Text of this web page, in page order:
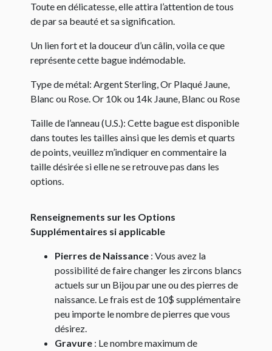
Toute en délicatesse, elle attira l’attention de tous
de par sa beauté et sa signification.
Un lien fort et la douceur d’un câlin, voila ce que
représente cette bague indémodable.
Type de métal: Argent Sterling, Or Plaqué Jaune,
Blanc ou Rose. Or 10k ou 14k Jaune, Blanc ou Rose
Taille de l’anneau (U.S.): Cette bague est disponible
dans toutes les tailles ainsi que les demis et quarts
de points, veuillez m’indiquer en commentaire la
taille désirée si elle ne se retrouve pas dans les
options.
Renseignements sur les Options
Supplémentaires si applicable
Pierres de Naissance : Vous avez la
possibilité de faire changer les zircons blancs
actuels sur un Bijou par une ou des pierres de
naissance. Le frais est de 10$ supplémentaire
peu importe le nombre de pierres que vous
désirez.
Gravure : Le nombre maximum de